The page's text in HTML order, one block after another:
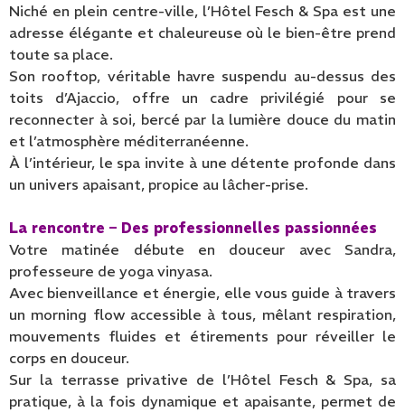
Niché en plein centre-ville, l’Hôtel Fesch & Spa est une
adresse élégante et chaleureuse où le bien-être prend
toute sa place.
Son rooftop, véritable havre suspendu au-dessus des
toits d’Ajaccio, offre un cadre privilégié pour se
reconnecter à soi, bercé par la lumière douce du matin
et l’atmosphère méditerranéenne.
À l’intérieur, le spa invite à une détente profonde dans
un univers apaisant, propice au lâcher-prise.
La rencontre – Des professionnelles passionnées
Votre matinée débute en douceur avec Sandra,
professeure de yoga vinyasa.
Avec bienveillance et énergie, elle vous guide à travers
un morning flow accessible à tous, mêlant respiration,
mouvements fluides et étirements pour réveiller le
corps en douceur.
Sur la terrasse privative de l’Hôtel Fesch & Spa, sa
pratique, à la fois dynamique et apaisante, permet de